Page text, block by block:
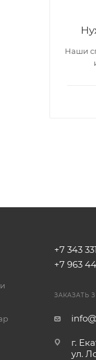
Наши
+7 343
+7 963
ЗАКАЗАТЬ
г.
ул.